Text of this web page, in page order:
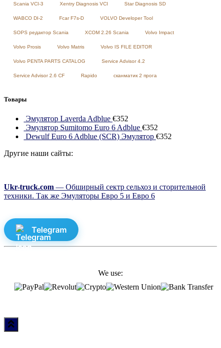
Scania VCI-3 Xentry Diagnosis VCI Star Diagnosis SD
WABCO DI-2 Fcar F7s-D VOLVO Developer Tool
SOPS редактор Scania XCOM 2.26 Scania Volvo Impact
Volvo Prosis Volvo Matris Volvo IS FILE EDITOR
Volvo PENTA PARTS CATALOG Service Advisor 4.2
Service Advisor 2.6 CF Rapido сканматик 2 прога
Товары
Эмулятор Laverda Adblue €352
Эмулятор Sumitomo Euro 6 Adblue €352
Dewulf Euro 6 Adblue (SCR) Эмулятор €352
Другие наши сайты:
Ukr-truck.com — Обширный сектр сельхоз и сторительной
техники. Так же Эмуляторы Евро 5 и Евро 6
Telegram
We use: